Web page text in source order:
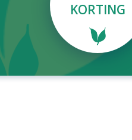
KORTING